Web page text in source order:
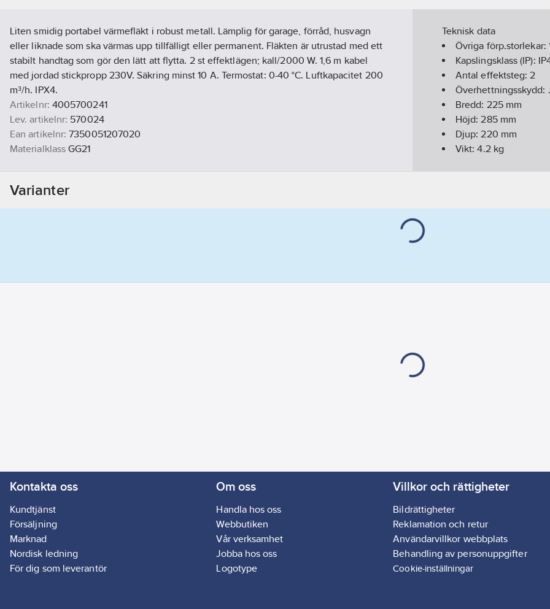
Liten smidig portabel värmefläkt i robust metall. Lämplig för garage, förråd, husvagn
eller liknade som ska värmas upp tillfälligt eller permanent. Fläkten är utrustad med ett
stabilt handtag som gör den lätt att flytta. 2 st effektlägen; kall/2000 W. 1,6 m kabel
med jordad stickpropp 230V. Säkring minst 10 A. Termostat: 0-40 °C. Luftkapacitet 200
m³/h. IPX4.
Artikelnr: 4005700241
Lev. artikelnr: 570024
Ean artikelnr: 7350051207020
Materialklass GG21
Teknisk data
Övriga förp.storlekar:
Kapslingsklass (IP):
Antal effektsteg:2
Överhettningsskydd:
Bredd: 225mm
Höjd:285mm
Djup:220 mm
Vikt:4.2kg
Artikelnummer
Varianter
Kontakta oss
Kundtjänst
Försäljning
Marknad
Nordisk ledning
För dig som leverantör
Om oss
Handla hos oss
Webbutiken
Vår verksamhet
Jobba hos oss
Logotype
Villkor och rättigheter
Bildrättigheter
Reklamation och retur
Användarvillkor webbplats
Behandling av personuppgifter
Cookie-inställningar